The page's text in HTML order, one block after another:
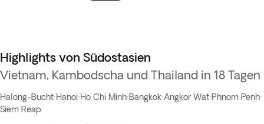
Bestseller
Highlights von Südostasien
Vietnam, Kambodscha und Thailand in 18 Tagen
Halong-Bucht·Hanoi·Ho Chi Minh·Bangkok·Angkor Wat·Phnom Penh·
Siem Reap